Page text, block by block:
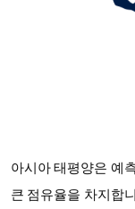
아시아 태평양은 예
큰 점유율을 차지합